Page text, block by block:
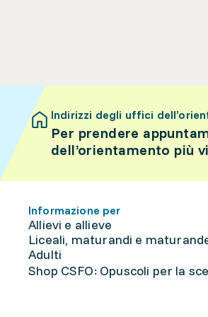
Indirizzi degli uffici
Per prendere
dell’orientamento più
Informazione per
Allievi e allieve
Liceali, maturandi e
Adulti
Shop CSFO: Opuscoli per la